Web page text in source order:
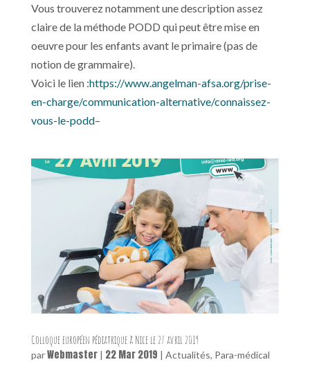
Vous trouverez notamment une description assez
claire de la méthode PODD qui peut être mise en
oeuvre pour les enfants avant le primaire (pas de
notion de grammaire).
Voici le lien :https://www.angelman-afsa.org/prise-
en-charge/communication-alternative/connaissez-
vous-le-podd–
Colloque européen pédiatrique à Nice le 27 avril 2019
parWebmaster| 22 Mar 2019 | Actualités, Para-médical